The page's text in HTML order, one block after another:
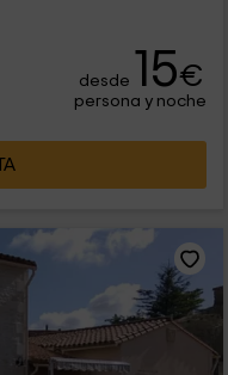
desde 15€
persona y noche